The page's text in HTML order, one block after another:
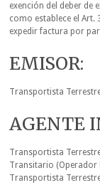
exención del deber de
como establece el Art.
expedir factura por
EMISOR:
Transportista
AGENTE
Transportista
Transitario (Operador
Transportista